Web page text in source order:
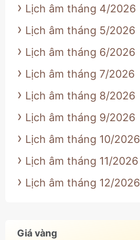
Lịch âm tháng 4/2026
Lịch âm tháng 5/2026
Lịch âm tháng 6/2026
Lịch âm tháng 7/2026
Lịch âm tháng 8/2026
Lịch âm tháng 9/2026
Lịch âm tháng 10/2026
Lịch âm tháng 11/2026
Lịch âm tháng 12/2026
Giá vàng